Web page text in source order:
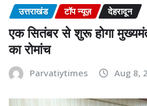
उत्तराखंड टॉप न्यूज़ देहरादून
एक सितंबर से शुरू होगा
का रोमांच
Parvatiytimes Aug 8,